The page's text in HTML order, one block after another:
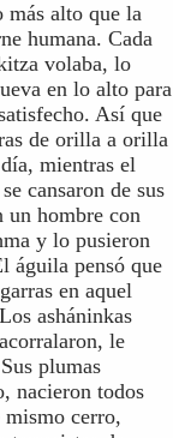
más alto que la
humana. Cada
volaba, lo
en lo alto para
Así que
de orilla a orilla
mientras el
cansaron de sus
un hombre con
y lo pusieron
águila pensó que
en aquel
asháninkas
le
plumas
nacieron todos
mismo cerro,